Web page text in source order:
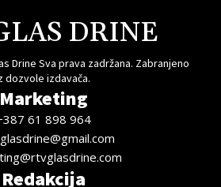
DRINE
Drine Sva prava zadržana. Zabranjeno
dozvole izdavača.
Marketing
61 898 964
Redakcija